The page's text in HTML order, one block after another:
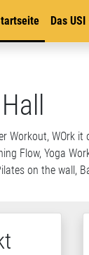
Das USI
Workout, WOrk it
Flow, Yoga
on the wall,